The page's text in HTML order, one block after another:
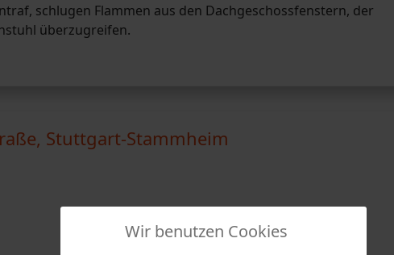
schlugen Flammen aus den Dachgeschossfenstern, der
überzugreifen.
Stuttgart-Stammheim
Wir benutzen Cookies